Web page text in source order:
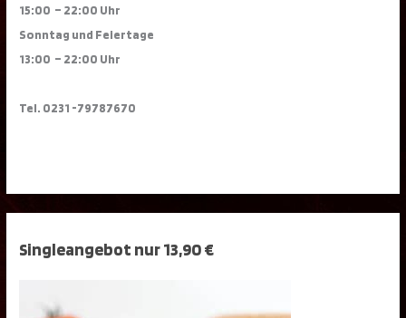
15:00 – 22:00 Uhr
Sonntag und Feiertage
13:00 – 22:00 Uhr
Tel. 0231 -79787670
Singleangebot nur 13,90 €